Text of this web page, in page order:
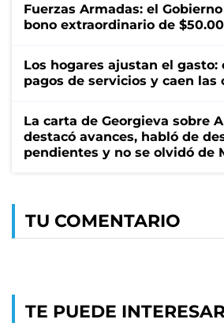
Fuerzas Armadas: el
bono extraordinario de
Los hogares ajustan el gasto:
pagos de servicios y caen las
La carta de Georgieva sobre
destacó avances, habló de
pendientes y no se olvidó de
TU COMENTARIO
TE PUEDE